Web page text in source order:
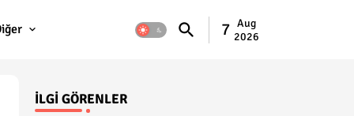
7 Aug
2026
İLGI GÖRENLER